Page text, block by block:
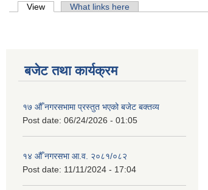
Primary tabs
View (active tab)What links here
बजेट तथा कार्यक्रम
१७ औँ नगरसभामा प्रस्तुत भएको बजेट बक्तव्य
Post date: 06/24/2026 - 01:05
१४ औँ नगरसभा आ.व. २०८१/०८२
Post date: 11/11/2024 - 17:04